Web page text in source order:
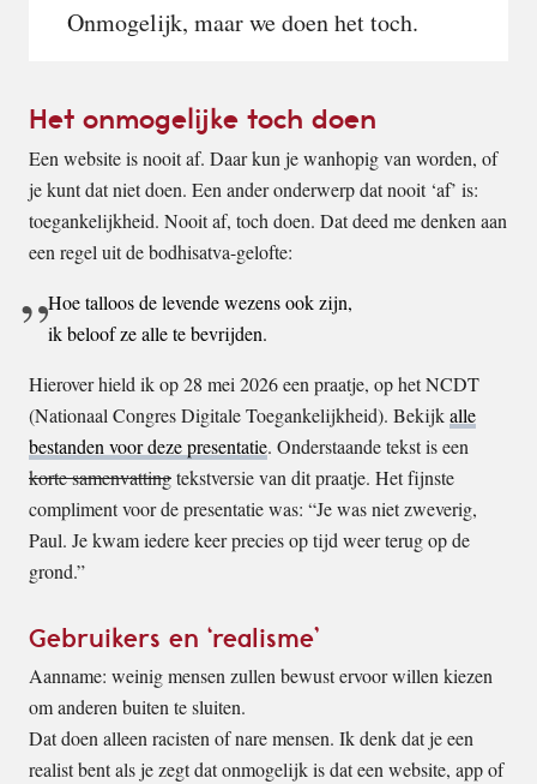
Onmogelijk, maar we doen het toch.
Het onmogelijke toch doen
Een website is nooit af. Daar kun je wanhopig van worden, of
je kunt dat niet doen. Een ander onderwerp dat nooit ‘af’ is:
toegankelijkheid. Nooit af, toch doen. Dat deed me denken aan
een regel uit de bodhisatva-gelofte:
Hoe talloos de levende wezens ook zijn,
ik beloof ze alle te bevrijden.
Hierover hield ik op 28 mei 2026 een praatje, op het NCDT
(Nationaal Congres Digitale Toegankelijkheid). Bekijkalle
bestanden voor deze presentatie. Onderstaande tekst is een
korte samenvattingtekstversie van dit praatje. Het fijnste
compliment voor de presentatie was: “Je was niet zweverig,
Paul. Je kwam iedere keer precies op tijd weer terug op de
grond.”
Gebruikers en ‘realisme’
Aanname: weinig mensen zullen bewust ervoor willen kiezen
om anderen buiten te sluiten.
Dat doen alleen racisten of nare mensen. Ik denk dat je een
realist bent als je zegt dat onmogelijk is dat een website, app of